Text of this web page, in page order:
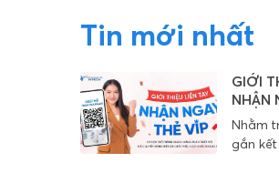
Tin mới nhất
GIỚI
NHẬN
NHA
Nhằm
gắn